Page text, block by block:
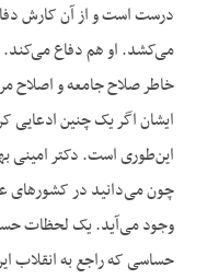
درست است و از آن کارش
می‌کشد. او هم دفاع می‌کند.
خاطر صلاح جامعه و اصلاح
ایشان اگر یک چنین ادعایی
این‌طوری است. دکتر امینی
چون می‌دانید در کشورهای
وجود می‌آید. یک لحظات
حساسی که راجع به انقلاب